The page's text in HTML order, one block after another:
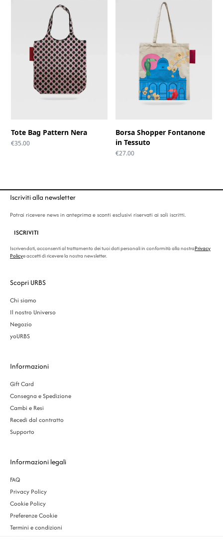
Tote Bag Pattern Nera
€35.00
Borsa Shopper Fontanone
in Tessuto
€27.00
Iscriviti alla newsletter
Potrai ricevere news in anteprima e sconti esclusivi riservati ai soli iscritti.
ISCRIVITI
Iscrivendoti, acconsenti al trattamento dei tuoi dati personali in conformità alla nostraPrivacy
Policye accetti di ricevere la nostra newsletter.
Scopri URBS
Chi siamo
Il nostro Universo
Negozio
yoURBS
Informazioni
Gift Card
Consegna e Spedizione
Cambi e Resi
Recedi dal contratto
Supporto
Informazioni legali
FAQ
Privacy Policy
Cookie Policy
Preferenze Cookie
Termini e condizioni